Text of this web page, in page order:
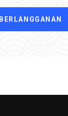
BERLANGGANAN